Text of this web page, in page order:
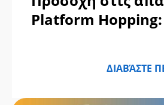
Platform Hopping:
κόκκινη σημαία
ΔΙΑΒΆΣΤΕ